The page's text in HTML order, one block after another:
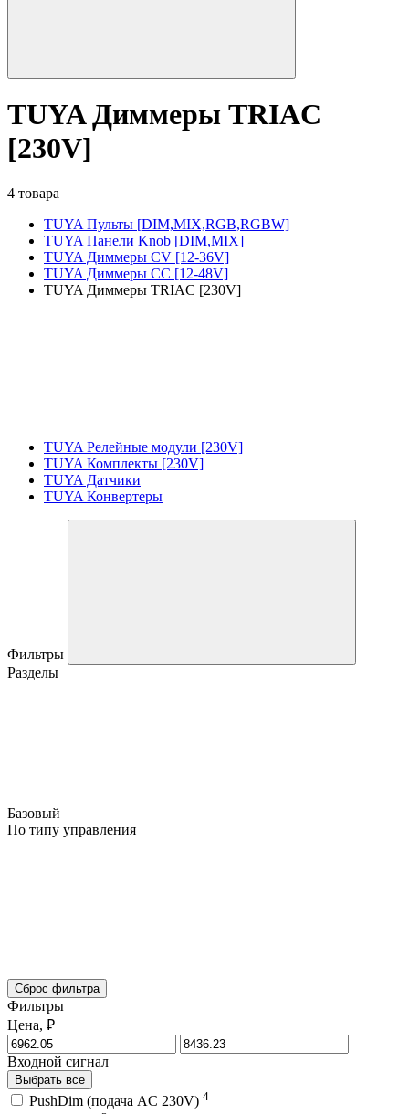
TUYA Диммеры TRIAC
[230V]
4 товара
TUYA Пульты [DIM,MIX,RGB,RGBW]
TUYA Панели Knob [DIM,MIX]
TUYA Диммеры CV [12-36V]
TUYA Диммеры CC [12-48V]
TUYA Диммеры TRIAC [230V]
TUYA Релейные модули [230V]
TUYA Комплекты [230V]
TUYA Датчики
TUYA Конвертеры
Фильтры
Разделы
Базовый
По типу управления
Сброс фильтра
Фильтры
Цена, ₽
Входной сигнал
Выбрать все
PushDim (подача AC 230V) 4